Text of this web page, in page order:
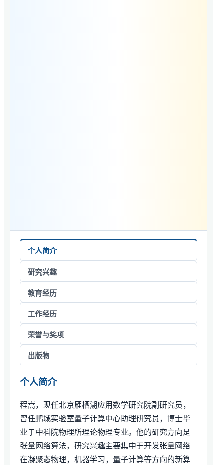
个人简介
研究兴趣
教育经历
工作经历
荣誉与奖项
出版物
个人简介
程嵩，现任北京雁栖湖应用数学研究院副研究员，
曾任鹏城实验室量子计算中心助理研究员，博士毕
业于中科院物理所理论物理专业。他的研究方向是
张量网络算法，研究兴趣主要集中于开发张量网络
在凝聚态物理，机器学习，量子计算等方向的新算